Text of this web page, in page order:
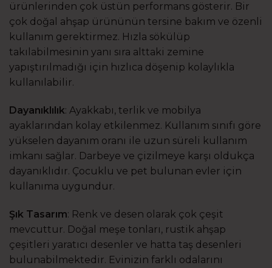
ürünlerinden çok üstün performans gösterir. Bir
çok doğal ahşap ürününün tersine bakım ve özenli
kullanım gerektirmez. Hızla sökülüp
takılabilmesinin yanı sıra alttaki zemine
yapıştırılmadığı için hızlıca döşenip kolaylıkla
kullanılabilir.
Dayanıklılık: Ayakkabı, terlik ve mobilya
ayaklarından kolay etkilenmez. Kullanım sınıfı göre
yükselen dayanım oranı ile uzun süreli kullanım
imkanı sağlar. Darbeye ve çizilmeye karşı oldukça
dayanıklıdır. Çocuklu ve pet bulunan evler için
kullanıma uygundur.
Şık Tasarım: Renk ve desen olarak çok çeşit
mevcuttur. Doğal meşe tonları, rustik ahşap
çeşitleri yaratıcı desenler ve hatta taş desenleri
bulunabilmektedir. Evinizin farklı odalarını